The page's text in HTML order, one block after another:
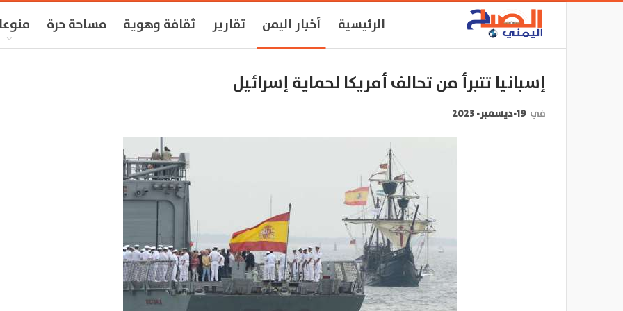
الرئيسية أخبار اليمن تقارير ثقافة وهوية مساحة حرة
إسبانيا تتبرأ من تحالف أمريكا لحماية إسرائيل
في 19-ديسمبر- 2023